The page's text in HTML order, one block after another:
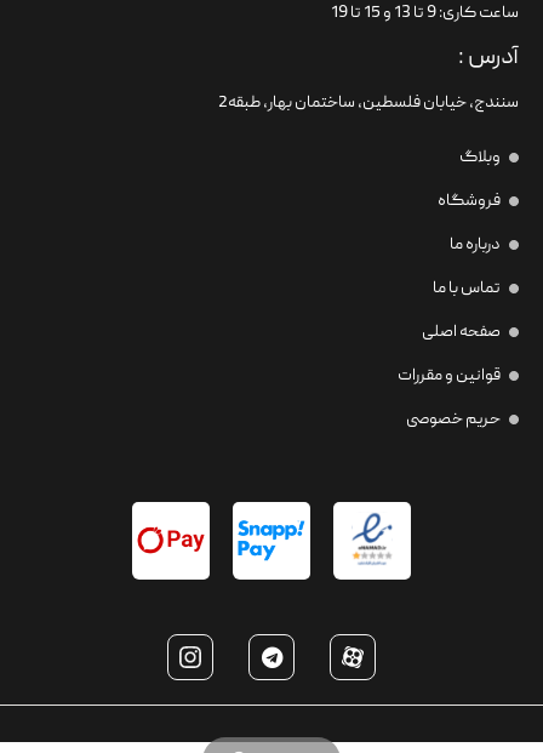
ساعت کاری: 9 تا 13 و 15 تا 19
آدرس :
سنندج، خیابان فلسطین،‌ ساختمان بهار، طبقه2
وبلاگ
فروشگاه
درباره ما
تماس با ما
صفحه اصلی
قوانین و مقررات
حریم خصوصی